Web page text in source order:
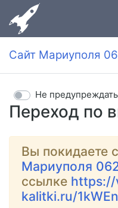
Сайт Мариуполя
Переход по
Не
Вы покидаете
Мариуполя
ссылке
kalitki.ru/